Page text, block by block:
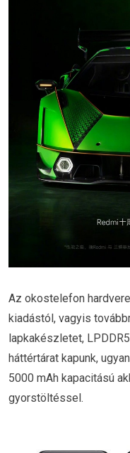
Az okostelefon
kiadástól, vagyis
lapkakészletet,
háttértárat kapunk,
5000 mAh kapacitású
gyorstöltéssel.